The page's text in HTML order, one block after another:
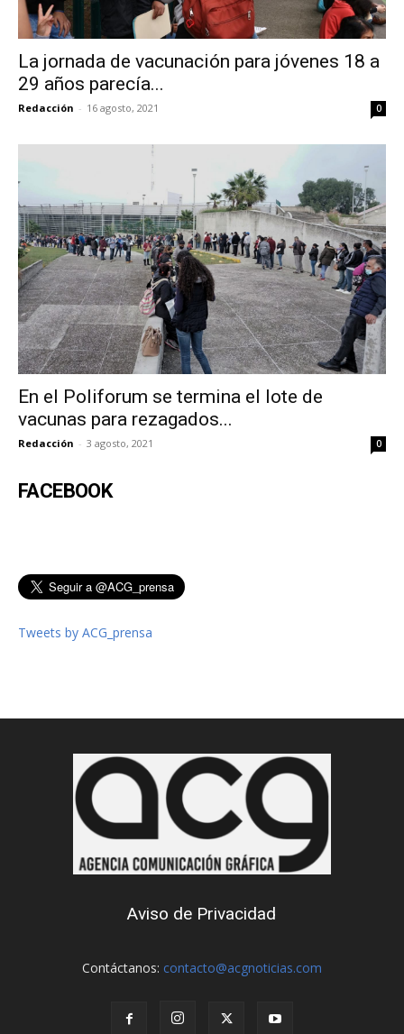
La jornada de vacunación para jóvenes 18 a
29 años parecía...
Redacción - 16 agosto, 2021 0
En el Poliforum se termina el lote de
vacunas para rezagados...
Redacción - 3 agosto, 2021 0
FACEBOOK
Tweets by ACG_prensa
Aviso de Privacidad
Contáctanos: contacto@acgnoticias.com